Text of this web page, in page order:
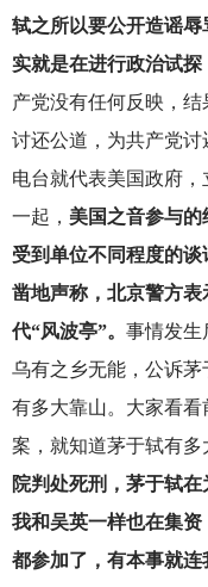
轼之所以要公开造谣
实就是在进行政治试探
产党没有任何反映，
讨还公道，为共产党
电台就代表美国政府
一起， 美国之音参与
受到单位不同程度的
凿地声称，北京警方
代“风波亭”。 事情发生
乌有之乡无能，公诉
有多大靠山。大家看
案，就知道茅于轼有多
院判处死刑，茅于轼
我和吴英一样也在集
都参加了，有本事就